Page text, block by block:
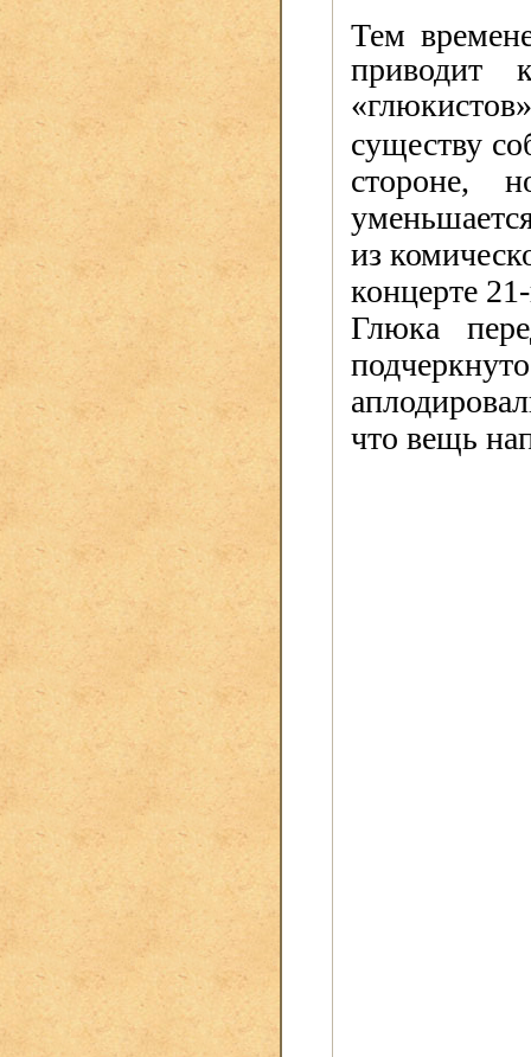
Тем
приводит
существу
стороне,
из
концерте
Глюка
что вещь